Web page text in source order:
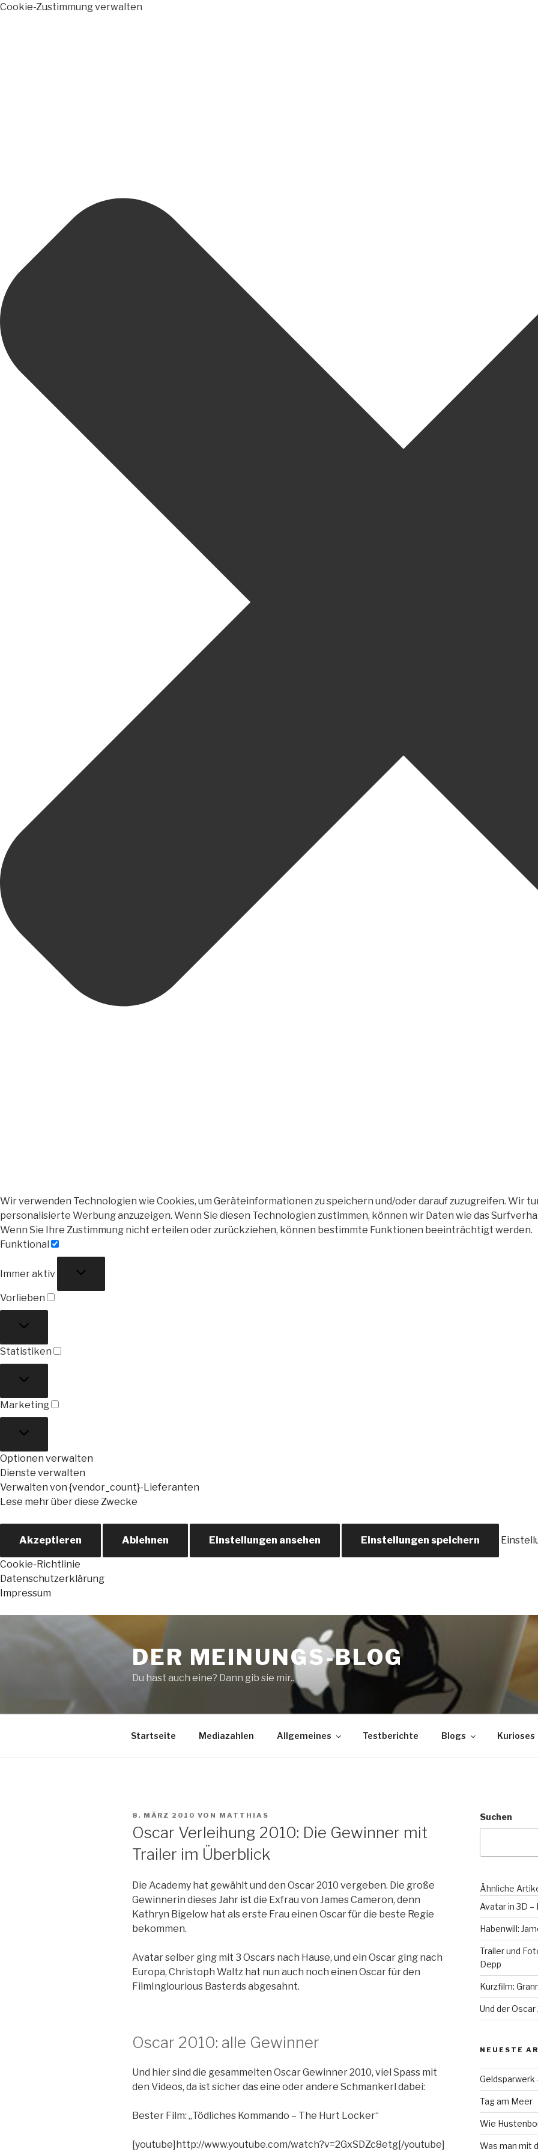
Cookie-Zustimmung verwalten
Wir verwenden Technologien wie Cookies, um Geräteinformationen zu speichern und/oder darauf zuzugreifen. Wir
personalisierte Werbung anzuzeigen. Wenn Sie diesen Technologien zustimmen, können wir Daten wie das
Wenn Sie Ihre Zustimmung nicht erteilen oder zurückziehen, können bestimmte Funktionen beeinträchtigt werden.
Funktional
Immer aktiv
Vorlieben
Statistiken
Marketing
Optionen verwalten
Dienste verwalten
Verwalten von {vendor_count}-Lieferanten
Lese mehr über diese Zwecke
Akzeptieren Ablehnen Einstellungen ansehen Einstellungen speichern
Cookie-Richtlinie
Datenschutzerklärung
Impressum
springen
DER MEINUNGS-BLOG
Du hast auch eine? Dann gib sie mir..
Startseite Mediazahlen Allgemeines Testberichte Blogs Kurioses
VERÖFFENTLICHT
8. MÄRZ 2010 VON MATTHIAS
Oscar Verleihung 2010: Die Gewinner mit
Trailer im Überblick
Die Academy hat gewählt und den Oscar 2010 vergeben. Die große
Gewinnerin dieses Jahr ist die Exfrau von James Cameron, denn
Kathryn Bigelow hat als erste Frau einen Oscar für die beste Regie
bekommen.
Avatar selber ging mit 3 Oscars nach Hause, und ein Oscar ging nach
Europa, Christoph Waltz hat nun auch noch einen Oscar für den
FilmInglourious Basterds abgesahnt.
Oscar 2010: alle Gewinner
Und hier sind die gesammelten Oscar Gewinner 2010, viel Spass mit
den Videos, da ist sicher das eine oder andere Schmankerl dabei:
Bester Film: „Tödliches Kommando – The Hurt Locker“
[youtube]http://www.youtube.com/watch?v=2GxSDZc8etg[/youtube]
Suchen
Ähnliche
Avatar in 3D
Habenwill:
Trailer und
Depp
Kurzfilm:
Und der
NEUESTE
Geldsparwerk
Tag am Meer
Wie
Was man mit